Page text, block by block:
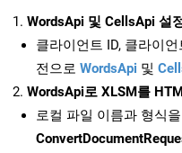
WordsApi 및 CellsApi 설
클라이언트 ID, 클라이
전으로 WordsApi 및
WordsApi로 XLSM를
로컬 파일 이름과 형식